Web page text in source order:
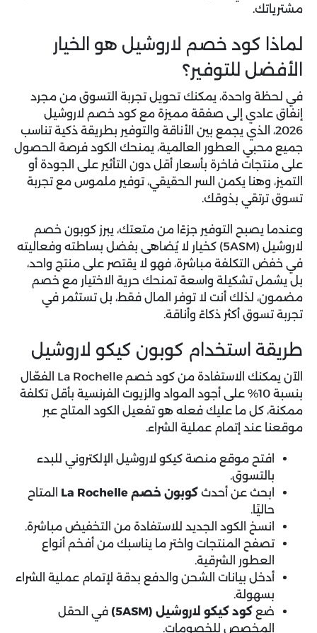
مشترياتك.
لماذا كود خصم لاروشيل هو الخيار
الأفضل للتوفير؟
في لحظة واحدة، يمكنك تحويل تجربة التسوق من مجرد
إنفاق عادي إلى صفقة مميزة مع كود خصم لاروشيل
2026، الذي يجمع بين الأناقة والتوفير بطريقة ذكية تناسب
جميع محبي العطور العالمية، يمنحك الكود فرصة الحصول
على منتجات فاخرة بأسعار أقل دون التأثير على الجودة أو
التميز، وهنا يكمن السر الحقيقي، توفير ملموس مع تجربة
تسوق ترتقي بذوقك.
وعندما يصبح التوفير جزءًا من متعتك، يبرز كوبون خصم
لاروشيل (5ASM)
كخيار لا يُضاهى بفضل بساطته وفعاليته
في خفض التكلفة مباشرة، فهو لا يقتصر على منتج واحد،
بل يشمل تشكيلة واسعة تمنحك حرية الاختيار مع خصم
مضمون، لذلك أنت لا توفر المال فقط، بل تستثمر في
تجربة تسوق أكثر ذكاءً وأناقة.
طريقة استخدام كوبون كيكو لاروشيل
الآن يمكنك الاستفادة من كود خصم La Rochelle
الفعّال
بنسبة 10% على أجود المواد والزيوت الفرنسية بأقل تكلفة
ممكنة، كل ما عليك فعله هو تفعيل الكود المتاح عبر
موقعنا عند إتمام عملية الشراء.
افتح موقع منصة كيكو لاروشيل الإلكتروني للبدء
بالتسوق.
ابحث عن أحدث كوبون خصم La Rochelle
المتاح
حاليًا.
انسخ الكود الجديد للاستفادة من التخفيض مباشرة.
تصفح المنتجات واختر ما يناسبك من أفخم أنواع
العطور الشرقية.
أدخل بيانات الشحن والدفع بدقة لإتمام عملية الشراء
بسهولة.
ضع كود كيكو لاروشيل (5ASM)
في الحقل
المخصص للخصومات.